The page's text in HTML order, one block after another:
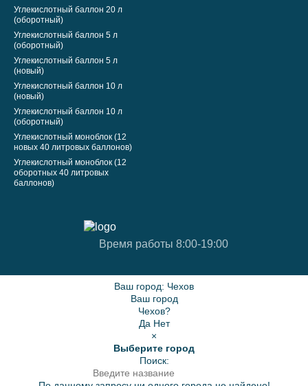
Углекислотный баллон 20 л
(оборотный)
Углекислотный баллон 5 л
(оборотный)
Углекислотный баллон 5 л
(новый)
Углекислотный баллон 10 л
(новый)
Углекислотный баллон 10 л
(оборотный)
Углекислотный моноблок (12
новых 40 литровых баллонов)
Углекислотный моноблок (12
оборотных 40 литровых
баллонов)
Время работы 8:00-19:00
Ваш город: Чехов
Ваш город
Чехов?
Да Нет
×
Выберите город
Поиск: